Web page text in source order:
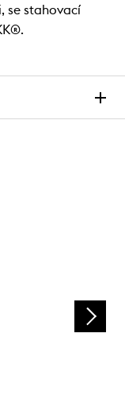
se stahovací